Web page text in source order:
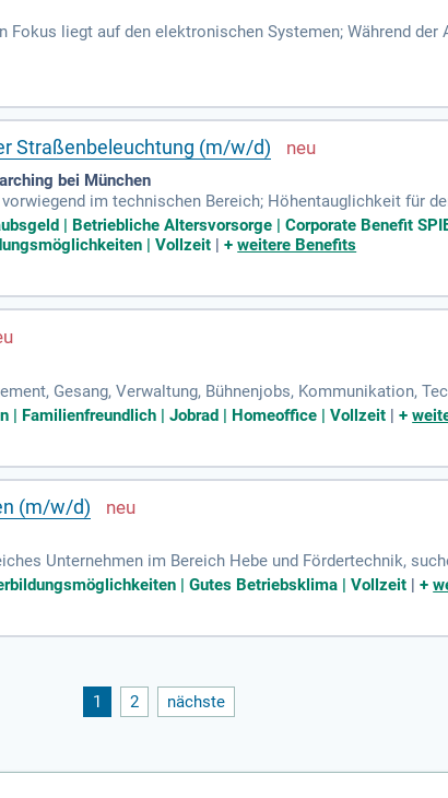
Fokus liegt auf den elektronischen Systemen; Während
Hard- und Softwarekomponenten vertraut; Du
Straßenbeleuchtung (m/w/d)
bei München
im technischen Bereich; Höhentauglichkeit für
Verantwortungsbewusstsein, Teamfähigkeit und
| Betriebliche Altersvorsorge | Corporate Benefit
| Vollzeit |+weitere Benefits
Gesang, Verwaltung, Bühnenjobs, Kommunikation,
wie ihre Mitarbeiter:innen und so spannend und
| Familienfreundlich | Jobrad | Homeoffice | Vollzeit |+
(m/w/d)
Unternehmen im Bereich Hebe und Fördertechnik,
d).
| Gutes Betriebsklima | Vollzeit |+
1 2 nächste